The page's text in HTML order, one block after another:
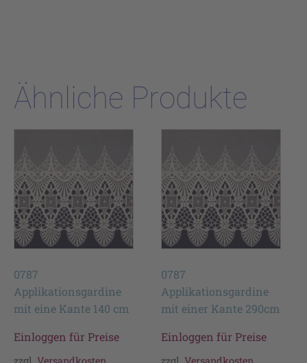
Ähnliche Produkte
0787
Applikationsgardine
mit eine Kante 140 cm
Einloggen für Preise
0787
Applikationsgardine
mit einer Kante 290cm
Einloggen für Preise